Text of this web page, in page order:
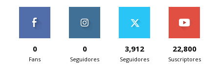
0
Fans
0
Seguidores
3,912
Seguidores
22,800
Suscriptores